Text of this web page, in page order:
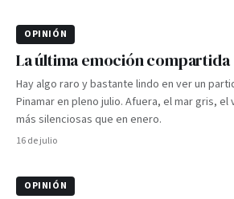
OPINIÓN
La última emoción compartida
Hay algo raro y bastante lindo en ver un
Pinamar en pleno julio. Afuera, el mar gris,
más silenciosas que en enero.
16 de julio
OPINIÓN